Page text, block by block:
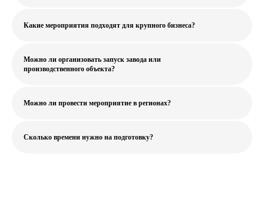
Какие мероприятия подходят для крупного бизнеса?
Можно ли организовать запуск завода или
производственного объекта?
Можно ли провести мероприятие в регионах?
Сколько времени нужно на подготовку?